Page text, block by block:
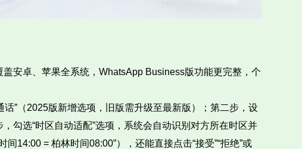
安卓、苹果全系统，WhatsApp Business版功能更完整，个
”（2025版新增选项，旧版需升级至最新版）；第二步，设
勾选“时区自动适配”选项，系统会自动识别对方所在时区并
14:00 = 柏林时间08:00”），还能直接点击“接受”“拒绝”或